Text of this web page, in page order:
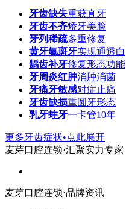
牙齿缺失重获真牙
牙齿不齐矫牙美脸
牙列稀疏多重修复
黄牙氟斑牙实现通透白
龋齿补牙修复形态功能
牙周炎红肿消肿消菌
牙痛牙敏感对症止痛
牙齿缺损重圆牙形态
乳牙蛀牙一卡管10年
更多牙齿症状•点此展开
麦芽口腔连锁·汇聚实力专家
麦芽口腔连锁·品牌资讯